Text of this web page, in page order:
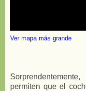
Ver mapa más grande
permiten que el